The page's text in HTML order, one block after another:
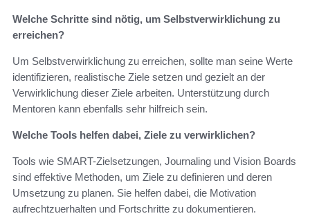
Welche Schritte sind nötig, um Selbstverwirklichung zu
erreichen?
Um Selbstverwirklichung zu erreichen, sollte man seine Werte
identifizieren, realistische Ziele setzen und gezielt an der
Verwirklichung dieser Ziele arbeiten. Unterstützung durch
Mentoren kann ebenfalls sehr hilfreich sein.
Welche Tools helfen dabei, Ziele zu verwirklichen?
Tools wie SMART-Zielsetzungen, Journaling und Vision Boards
sind effektive Methoden, um Ziele zu definieren und deren
Umsetzung zu planen. Sie helfen dabei, die Motivation
aufrechtzuerhalten und Fortschritte zu dokumentieren.